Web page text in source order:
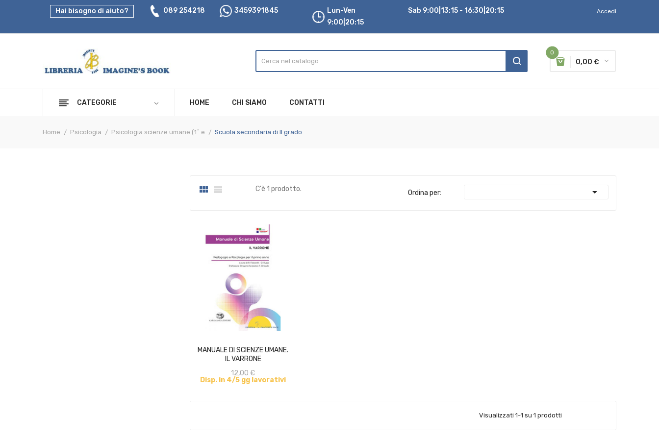
Hai bisogno di aiuto? 089 254218 3459391845
Lun-Ven
9:00|20:15
Sab 9:00|13:15 - 16:30|20:15 Accedi
0
0,00 €
CATEGORIE HOME CHI SIAMO CONTATTI
Home Psicologia Psicologia scienze umane (1^ e Scuola secondaria di II grado
  C'è 1 prodotto. Ordina per: 
MANUALE DI SCIENZE UMANE.
IL VARRONE
12,00 €
Disp. in 4/5 gg lavorativi
ACQUISTA
Visualizzati 1-1 su 1 prodotti